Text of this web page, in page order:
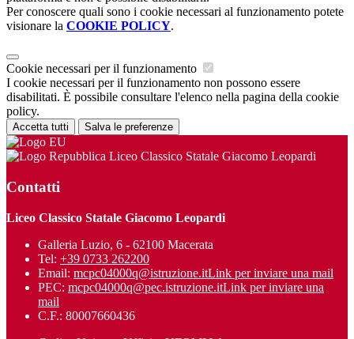
Per conoscere quali sono i cookie necessari al funzionamento potete
visionare la COOKIE POLICY.
Cookie necessari per il funzionamento
I cookie necessari per il funzionamento non possono essere
disabilitati. È possibile consultare l'elenco nella pagina della cookie
policy.
Accetta tutti Salva le preferenze
Liceo Classico Statale Giacomo Leopardi
Contatti
Liceo Classico Statale Giacomo Leopardi
Galleria Luzio, 6 - 62100 Macerata
Tel: +39 0733 262200
Email: mcpc04000q@istruzione.itLink per inviare una mail
PEC: mcpc04000q@pec.istruzione.itLink per inviare una
mail
C.F.: 80007660436